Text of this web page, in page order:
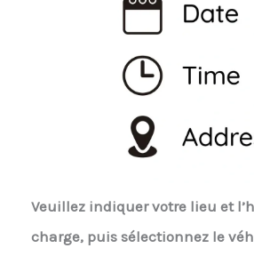
Veuillez indiquer votre lieu et
charge, puis sélectionnez le